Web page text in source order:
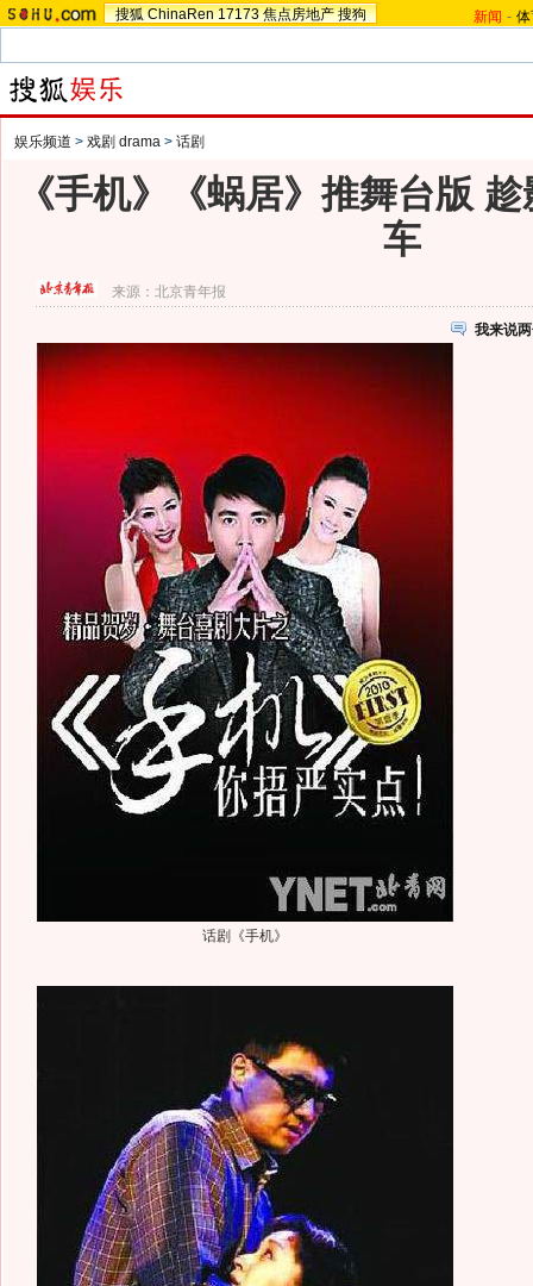
搜狐 ChinaRen 17173 焦点房地产 搜狗 新闻 -
娱乐频道 > 戏剧 drama > 话剧
《手机》《蜗居》推舞台版
车
来源：北京青年报
我来说
话剧《手机》